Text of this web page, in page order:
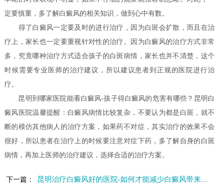
定要慎重，多了解白癜风的相关知识，做到心中有数。
得了白癜风一定要及时的进行治疗，因为白斑会扩散，而且在治
疗上，家长也一定要重视针对性的治疗。因为白癜风的治疗方式非常
多，究竟哪种治疗方式适合孩子的白斑病情，家长也并不清楚，这个
时候需要专业医师的治疗建议，所以建议患者到正规的医院进行治
疗。
昆明到哪家医院能看白癜风-孩子得白癜风的危害有哪些？昆明白
癜风医院温馨提醒：白癜风病情比较复杂，不要认为都是白斑，就不
断的模仿其他病人的治疗方案，如果药不对症，其实治疗的效果不会
很好，所以患者在治疗上的时候要注意对症下药，多了解自身的白斑
病情，再加上医师的治疗建议，选择合适的治疗方案。
下一篇： 昆明治疗白癜风好的医院-如何才能减少白癜风带来的危害呢